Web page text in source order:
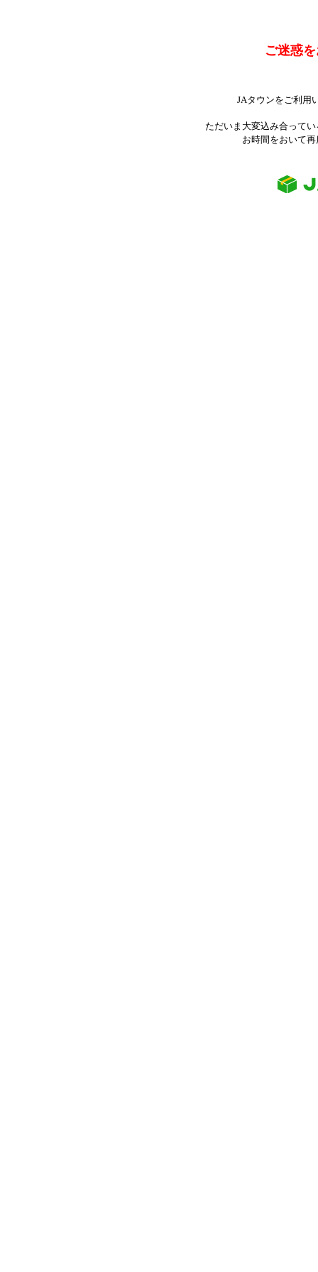
ご迷惑
JAタウンをご利用
ただいま大変込み合って
お時間をおいて